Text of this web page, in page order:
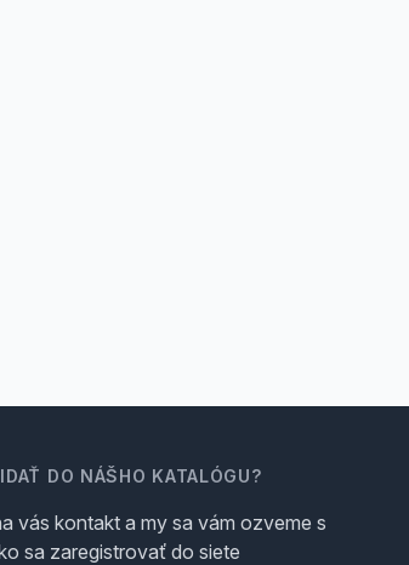
DO NÁŠHO KATALÓGU?
vás kontakt a my sa vám ozveme s
sa zaregistrovať do siete